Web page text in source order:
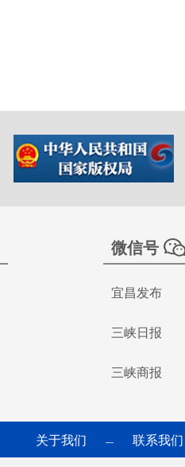
微信号
宜昌发布
三峡日报
三峡商报
关于我们 — 联系我们